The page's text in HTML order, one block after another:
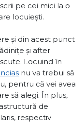
pe cei mici la o
locuiești.
și din acest punct
și after
Locuind în
nu va trebui să
pentru că vei avea
să alegi. În plus,
de
respectiv